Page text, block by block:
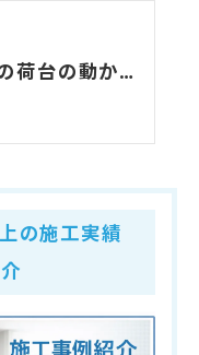
トラックの荷台の動かし方。
の施工実績